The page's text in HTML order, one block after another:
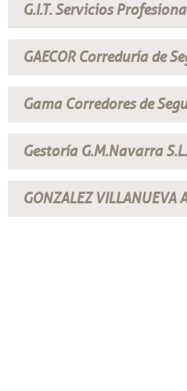
G.I.T. Servicios
GAECOR Correduría de
Gama Corredores de
Gestoría G.M.Navarra
GONZALEZ VILLANUEVA